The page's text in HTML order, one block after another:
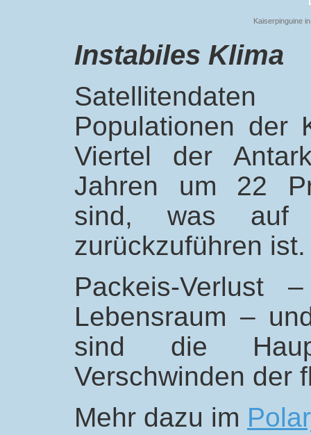
Kaiserpinguine
Instabiles Klima
Populationen der
Viertel der
Jahren um 22
sind, was auf
zurückzuführen ist.
Packeis-Verlust
Lebensraum –
sind die
Verschwinden der
Mehr dazu im